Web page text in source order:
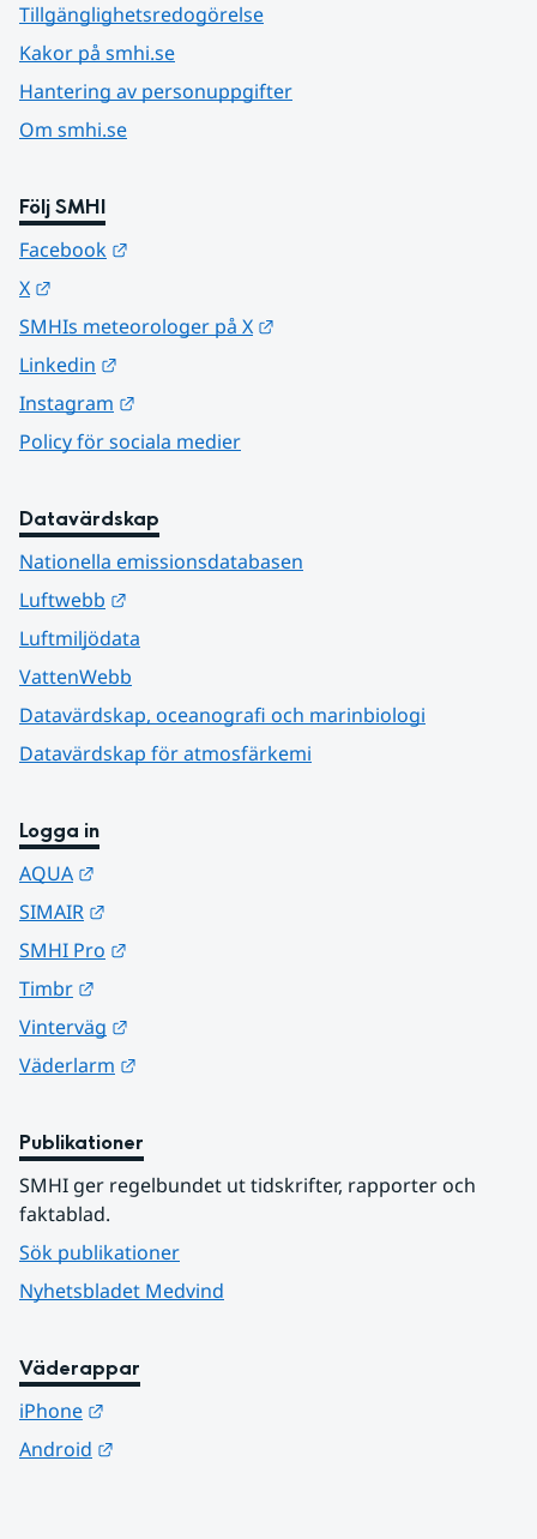
Tillgänglighetsredogörelse
Kakor på smhi.se
Hantering av personuppgifter
Om smhi.se
Följ SMHI
Facebook
X
SMHIs meteorologer på X
Linkedin
Instagram
Policy för sociala medier
Datavärdskap
Nationella emissionsdatabasen
Luftwebb
Luftmiljödata
VattenWebb
Datavärdskap, oceanografi och marinbiologi
Datavärdskap för atmosfärkemi
Logga in
AQUA
SIMAIR
SMHI Pro
Timbr
Vinterväg
Väderlarm
Publikationer
SMHI ger regelbundet ut tidskrifter, rapporter och
faktablad.
Sök publikationer
Nyhetsbladet Medvind
Väderappar
iPhone
Android